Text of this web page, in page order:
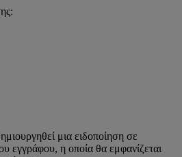
μια ειδοποίηση σε
εγγράφου, η οποία θα εμφανίζεται